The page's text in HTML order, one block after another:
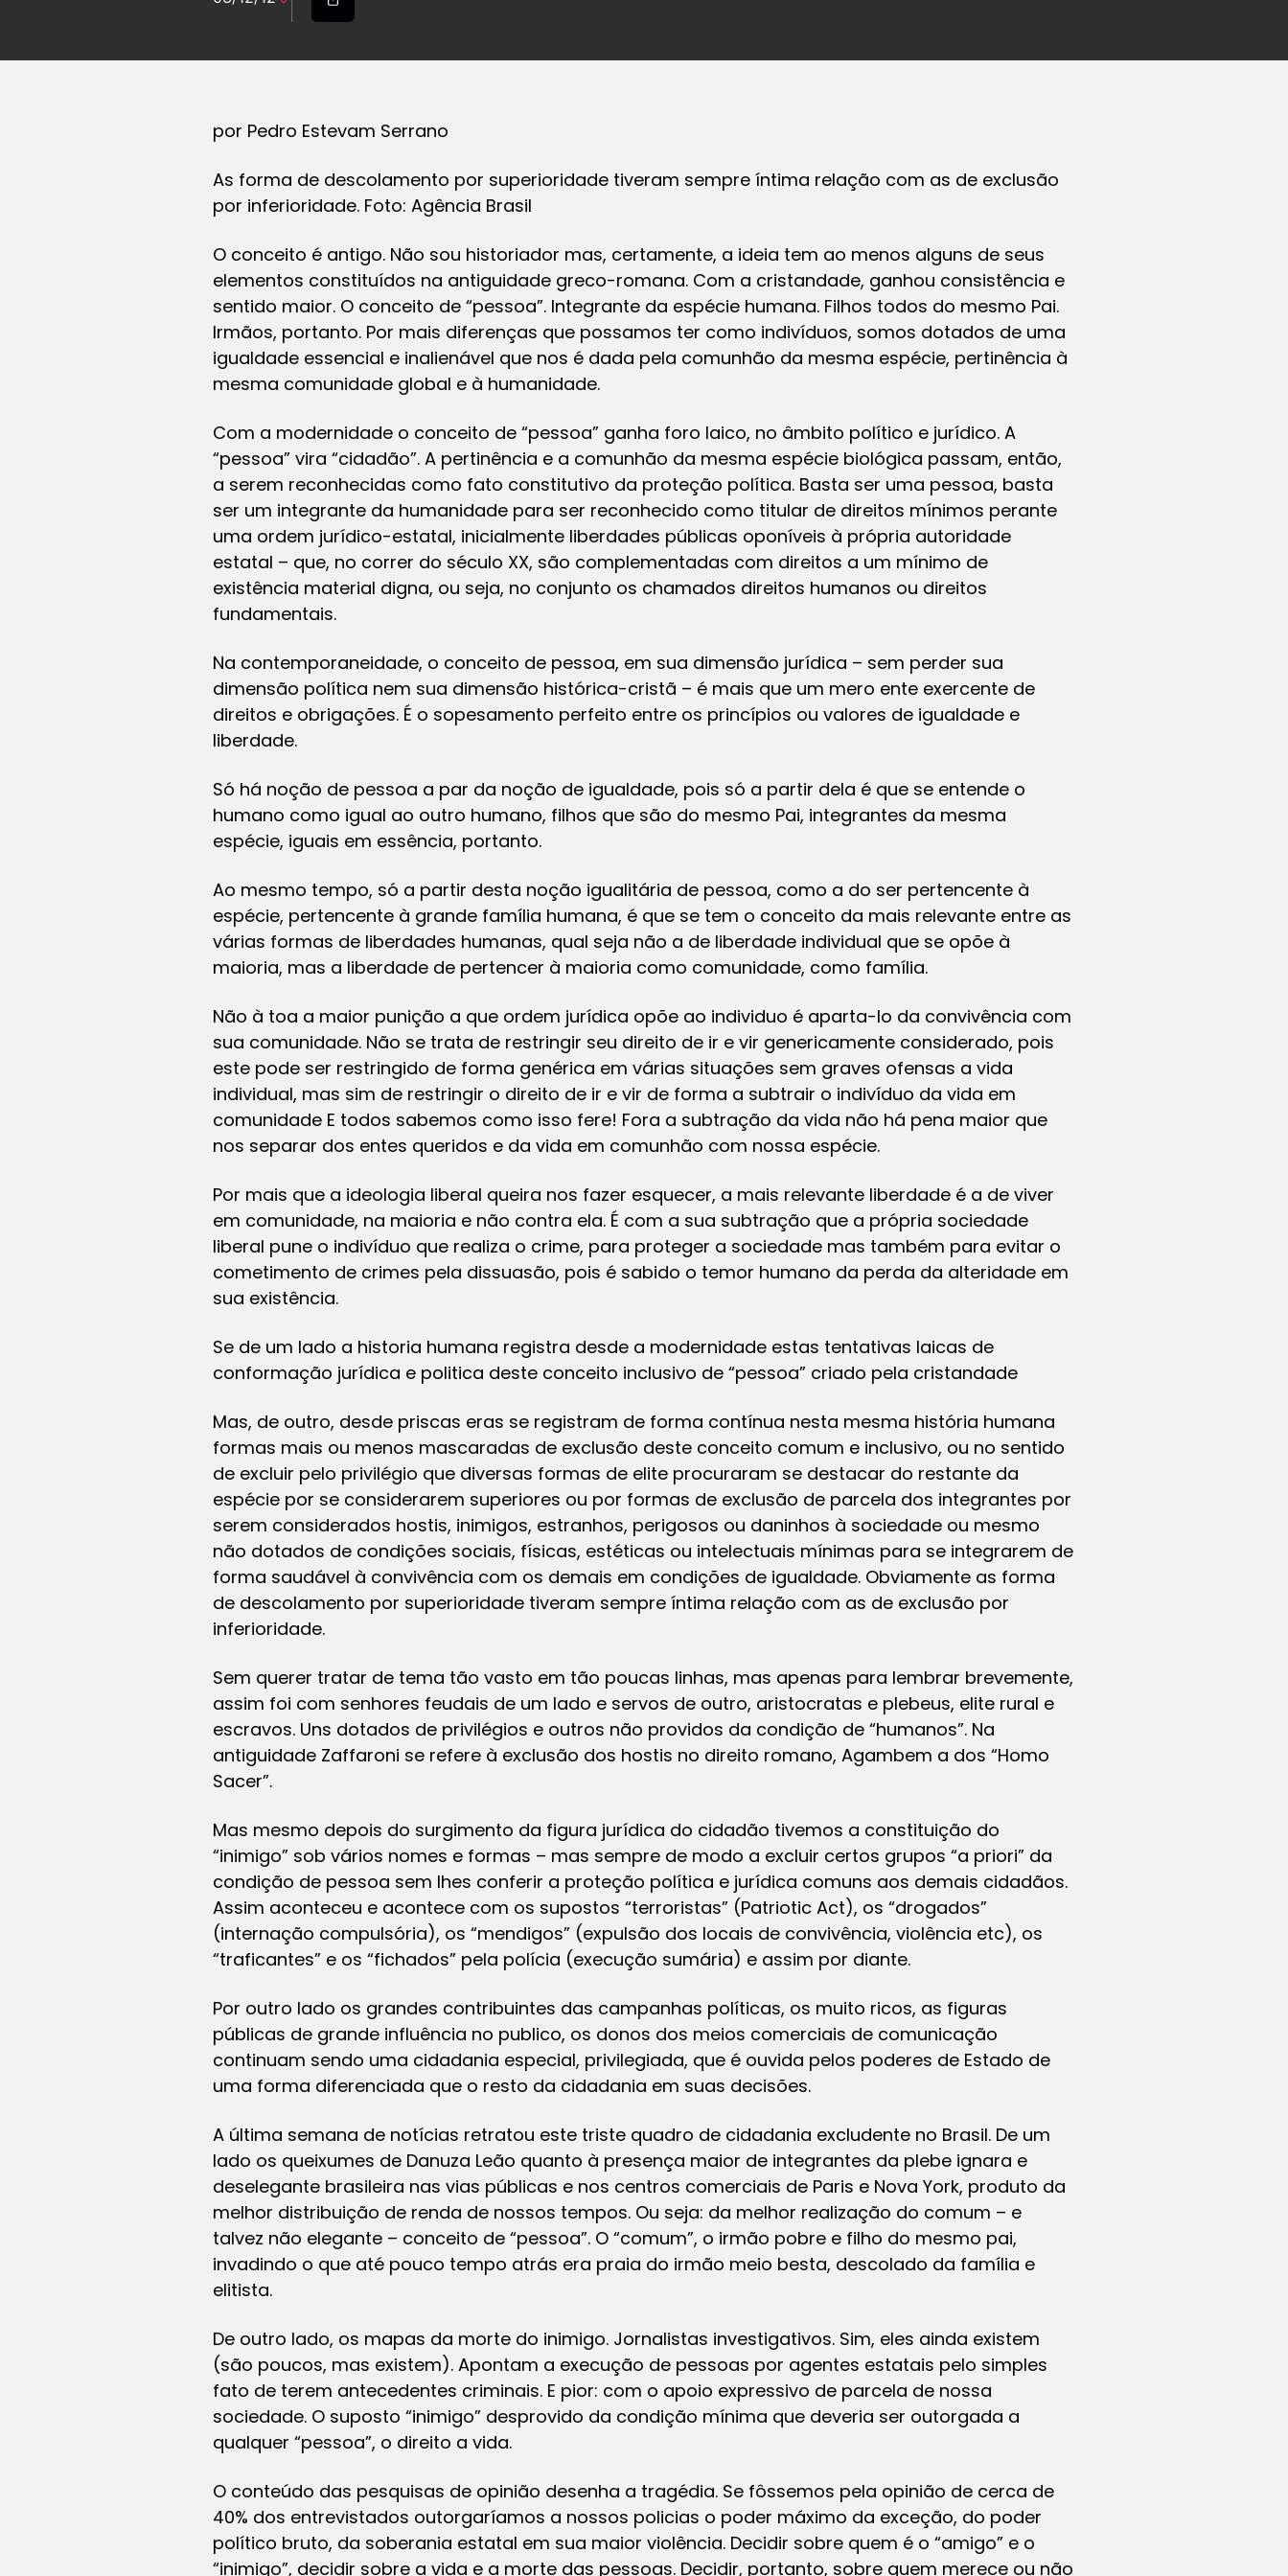
por Pedro Estevam Serrano
As forma de descolamento por superioridade tiveram sempre íntima relação com as de exclusão
por inferioridade. Foto: Agência Brasil
O conceito é antigo. Não sou historiador mas, certamente, a ideia tem ao menos alguns de seus
elementos constituídos na antiguidade greco-romana. Com a cristandade, ganhou consistência e
sentido maior. O conceito de “pessoa”. Integrante da espécie humana. Filhos todos do mesmo Pai.
Irmãos, portanto. Por mais diferenças que possamos ter como indivíduos, somos dotados de uma
igualdade essencial e inalienável que nos é dada pela comunhão da mesma espécie, pertinência à
mesma comunidade global e à humanidade.
Com a modernidade o conceito de “pessoa” ganha foro laico, no âmbito político e jurídico. A
“pessoa” vira “cidadão”. A pertinência e a comunhão da mesma espécie biológica passam, então,
a serem reconhecidas como fato constitutivo da proteção política. Basta ser uma pessoa, basta
ser um integrante da humanidade para ser reconhecido como titular de direitos mínimos perante
uma ordem jurídico-estatal, inicialmente liberdades públicas oponíveis à própria autoridade
estatal – que, no correr do século XX, são complementadas com direitos a um mínimo de
existência material digna, ou seja, no conjunto os chamados direitos humanos ou direitos
fundamentais.
Na contemporaneidade, o conceito de pessoa, em sua dimensão jurídica – sem perder sua
dimensão política nem sua dimensão histórica-cristã – é mais que um mero ente exercente de
direitos e obrigações. É o sopesamento perfeito entre os princípios ou valores de igualdade e
liberdade.
Só há noção de pessoa a par da noção de igualdade, pois só a partir dela é que se entende o
humano como igual ao outro humano, filhos que são do mesmo Pai, integrantes da mesma
espécie, iguais em essência, portanto.
Ao mesmo tempo, só a partir desta noção igualitária de pessoa, como a do ser pertencente à
espécie, pertencente à grande família humana, é que se tem o conceito da mais relevante entre as
várias formas de liberdades humanas, qual seja não a de liberdade individual que se opõe à
maioria, mas a liberdade de pertencer à maioria como comunidade, como família.
Não à toa a maior punição a que ordem jurídica opõe ao individuo é aparta-lo da convivência com
sua comunidade. Não se trata de restringir seu direito de ir e vir genericamente considerado, pois
este pode ser restringido de forma genérica em várias situações sem graves ofensas a vida
individual, mas sim de restringir o direito de ir e vir de forma a subtrair o indivíduo da vida em
comunidade E todos sabemos como isso fere! Fora a subtração da vida não há pena maior que
nos separar dos entes queridos e da vida em comunhão com nossa espécie.
Por mais que a ideologia liberal queira nos fazer esquecer, a mais relevante liberdade é a de viver
em comunidade, na maioria e não contra ela. É com a sua subtração que a própria sociedade
liberal pune o indivíduo que realiza o crime, para proteger a sociedade mas também para evitar o
cometimento de crimes pela dissuasão, pois é sabido o temor humano da perda da alteridade em
sua existência.
Se de um lado a historia humana registra desde a modernidade estas tentativas laicas de
conformação jurídica e politica deste conceito inclusivo de “pessoa” criado pela cristandade
Mas, de outro, desde priscas eras se registram de forma contínua nesta mesma história humana
formas mais ou menos mascaradas de exclusão deste conceito comum e inclusivo, ou no sentido
de excluir pelo privilégio que diversas formas de elite procuraram se destacar do restante da
espécie por se considerarem superiores ou por formas de exclusão de parcela dos integrantes por
serem considerados hostis, inimigos, estranhos, perigosos ou daninhos à sociedade ou mesmo
não dotados de condições sociais, físicas, estéticas ou intelectuais mínimas para se integrarem de
forma saudável à convivência com os demais em condições de igualdade. Obviamente as forma
de descolamento por superioridade tiveram sempre íntima relação com as de exclusão por
inferioridade.
Sem querer tratar de tema tão vasto em tão poucas linhas, mas apenas para lembrar brevemente,
assim foi com senhores feudais de um lado e servos de outro, aristocratas e plebeus, elite rural e
escravos. Uns dotados de privilégios e outros não providos da condição de “humanos”. Na
antiguidade Zaffaroni se refere à exclusão dos hostis no direito romano, Agambem a dos “Homo
Sacer”.
Mas mesmo depois do surgimento da figura jurídica do cidadão tivemos a constituição do
“inimigo” sob vários nomes e formas – mas sempre de modo a excluir certos grupos “a priori” da
condição de pessoa sem lhes conferir a proteção política e jurídica comuns aos demais cidadãos.
Assim aconteceu e acontece com os supostos “terroristas” (Patriotic Act), os “drogados”
(internação compulsória), os “mendigos” (expulsão dos locais de convivência, violência etc), os
“traficantes” e os “fichados” pela polícia (execução sumária) e assim por diante.
Por outro lado os grandes contribuintes das campanhas políticas, os muito ricos, as figuras
públicas de grande influência no publico, os donos dos meios comerciais de comunicação
continuam sendo uma cidadania especial, privilegiada, que é ouvida pelos poderes de Estado de
uma forma diferenciada que o resto da cidadania em suas decisões.
A última semana de notícias retratou este triste quadro de cidadania excludente no Brasil. De um
lado os queixumes de Danuza Leão quanto à presença maior de integrantes da plebe ignara e
deselegante brasileira nas vias públicas e nos centros comerciais de Paris e Nova York, produto da
melhor distribuição de renda de nossos tempos. Ou seja: da melhor realização do comum – e
talvez não elegante – conceito de “pessoa”. O “comum”, o irmão pobre e filho do mesmo pai,
invadindo o que até pouco tempo atrás era praia do irmão meio besta, descolado da família e
elitista.
De outro lado, os mapas da morte do inimigo. Jornalistas investigativos. Sim, eles ainda existem
(são poucos, mas existem). Apontam a execução de pessoas por agentes estatais pelo simples
fato de terem antecedentes criminais. E pior: com o apoio expressivo de parcela de nossa
sociedade. O suposto “inimigo” desprovido da condição mínima que deveria ser outorgada a
qualquer “pessoa”, o direito a vida.
O conteúdo das pesquisas de opinião desenha a tragédia. Se fôssemos pela opinião de cerca de
40% dos entrevistados outorgaríamos a nossos policias o poder máximo da exceção, do poder
político bruto, da soberania estatal em sua maior violência. Decidir sobre quem é o “amigo” e o
“inimigo”, decidir sobre a vida e a morte das pessoas. Decidir, portanto, sobre quem merece ou não